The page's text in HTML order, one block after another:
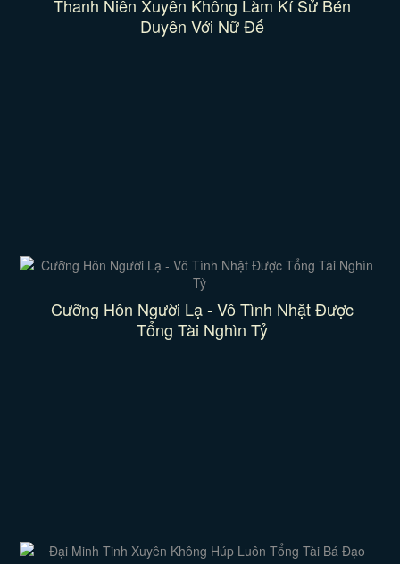
Thanh Niên Xuyên Không Làm Kí Sử Bén
Duyên Với Nữ Đế
Cưỡng Hôn Người Lạ - Vô Tình Nhặt Được
Tổng Tài Nghìn Tỷ